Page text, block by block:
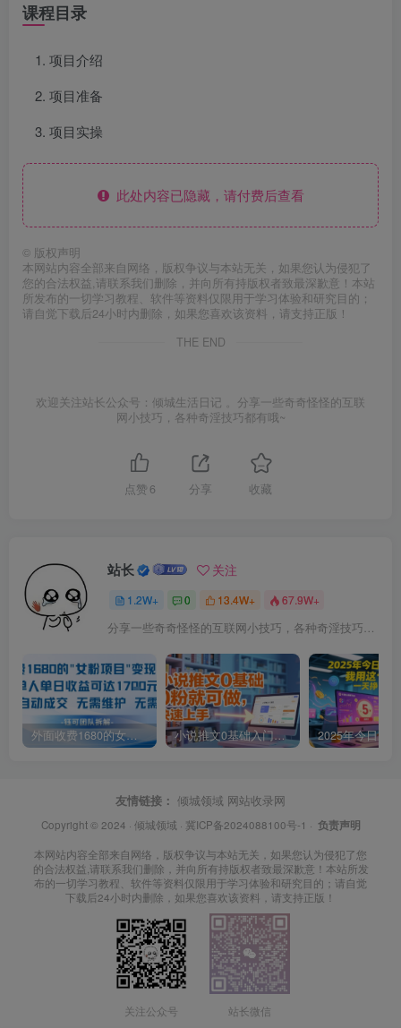
课程目录
项目介绍
项目准备
项目实操
此处内容已隐藏，请付费后查看
© 版权声明
本网站内容全部来自网络，版权争议与本站无关，如果您认为侵犯了
您的合法权益,请联系我们删除，并向所有持版权者致最深歉意！本站
所发布的一切学习教程、软件等资料仅限用于学习体验和研究目的；
请自觉下载后24小时内删除，如果您喜欢该资料，请支持正版！
THE END
欢迎关注站长公众号：倾城生活日记 。分享一些奇奇怪怪的互联
网小技巧，各种奇淫技巧都有哦~
点赞 6 分享 收藏
站长 关注
1.2W+ 0 13.4W+ 67.9W+
分享一些奇奇怪怪的互联网小技巧，各种奇淫技巧都在本站。
外面收费1680的女粉项目变现，单人单日收益可达1.7k，全自动成交无需维护 小说推文0基础入门教程，0粉就可做，快速上手
友情链接： 倾城领域 网站收录网
Copyright © 2024 · 倾城领域· 冀ICP备2024088100号-1 · 负责声明
本网站内容全部来自网络，版权争议与本站无关，如果您认为侵犯了您
的合法权益,请联系我们删除，并向所有持版权者致最深歉意！本站所发
布的一切学习教程、软件等资料仅限用于学习体验和研究目的；请自觉
下载后24小时内删除，如果您喜欢该资料，请支持正版！
关注公众号 站长微信